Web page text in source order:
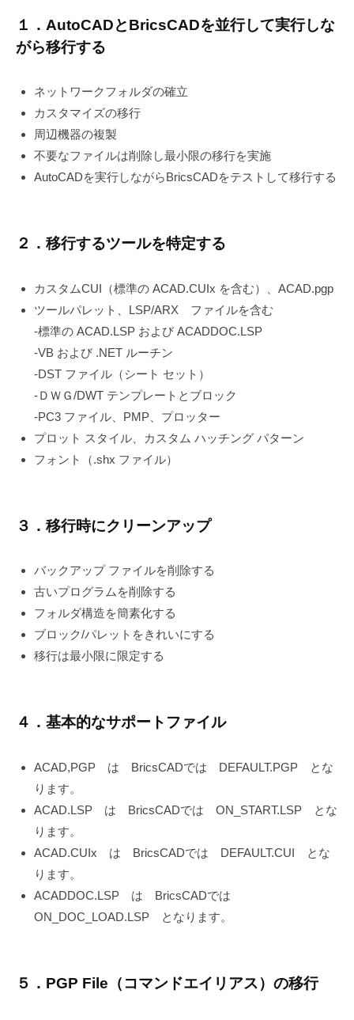
１．AutoCADとBricsCADを並行して実行しな
がら移行する
ネットワークフォルダの確立
カスタマイズの移行
周辺機器の複製
不要なファイルは削除し最小限の移行を実施
AutoCADを実行しながらBricsCADをテストして移行する
２．移行するツールを特定する
カスタムCUI（標準の ACAD.CUIx を含む）、ACAD.pgp
ツールパレット、LSP/ARX ファイルを含む
-標準の ACAD.LSP および ACADDOC.LSP
-VB および .NET ルーチン
-DST ファイル（シート セット）
-ＤＷＧ/DWT テンプレートとブロック
-PC3 ファイル、PMP、プロッター
プロット スタイル、カスタム ハッチング パターン
フォント（.shx ファイル）
３．移行時にクリーンアップ
バックアップ ファイルを削除する
古いプログラムを削除する
フォルダ構造を簡素化する
ブロック/パレットをきれいにする
移行は最小限に限定する
４．基本的なサポートファイル
ACAD,PGP は BricsCADでは DEFAULT.PGP とな
ります。
ACAD.LSP は BricsCADでは ON_START.LSP とな
ります。
ACAD.CUIx は BricsCADでは DEFAULT.CUI とな
ります。
ACADDOC.LSP は BricsCADでは
ON_DOC_LOAD.LSP となります。
５．PGP File（コマンドエイリアス）の移行